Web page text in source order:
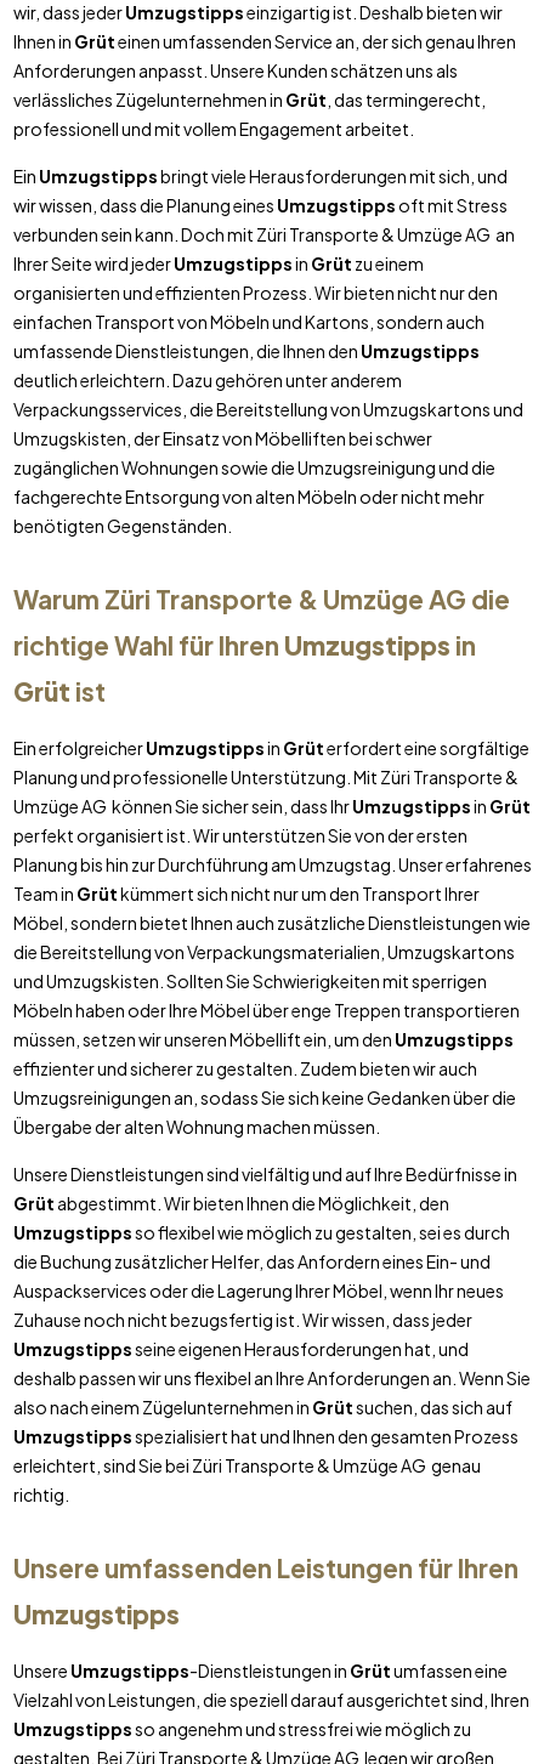
wir, dass jederUmzugstippseinzigartig ist. Deshalb bieten wir
Ihnen in Grüteinen umfassenden Service an, der sich genau Ihren
Anforderungen anpasst. Unsere Kunden schätzen uns als
verlässliches Zügelunternehmen in Grüt , das termingerecht,
professionell und mit vollem Engagement arbeitet.
Ein Umzugstippsbringt viele Herausforderungen mit sich, und
wir wissen, dass die Planung eines Umzugstippsoft mit Stress
verbunden sein kann. Doch mit Züri Transporte & Umzüge AG an
Ihrer Seite wird jederUmzugstippsin Grüt zu einem
organisierten und effizienten Prozess. Wir bieten nicht nur den
einfachen Transport von Möbeln und Kartons, sondern auch
umfassende Dienstleistungen, die Ihnen den Umzugstipps
deutlich erleichtern. Dazu gehören unter anderem
Verpackungsservices, die Bereitstellung von Umzugskartons und
Umzugskisten, der Einsatz von Möbelliften bei schwer
zugänglichen Wohnungen sowie die Umzugsreinigung und die
fachgerechte Entsorgung von alten Möbeln oder nicht mehr
benötigten Gegenständen.
Warum Züri Transporte & Umzüge AG die
richtige Wahl für Ihren Umzugstipps in
Grüt ist
Ein erfolgreicherUmzugstippsin Grüterfordert eine sorgfältige
Planung und professionelle Unterstützung. Mit Züri Transporte &
Umzüge AG können Sie sicher sein, dass IhrUmzugstippsin Grüt
perfekt organisiert ist. Wir unterstützen Sie von der ersten
Planung bis hin zur Durchführung am Umzugstag. Unser erfahrenes
Team in Grütkümmert sich nicht nur um den Transport Ihrer
Möbel, sondern bietet Ihnen auch zusätzliche Dienstleistungen wie
die Bereitstellung von Verpackungsmaterialien, Umzugskartons
und Umzugskisten. Sollten Sie Schwierigkeiten mit sperrigen
Möbeln haben oder Ihre Möbel über enge Treppen transportieren
müssen, setzen wir unseren Möbellift ein, um den Umzugstipps
effizienter und sicherer zu gestalten. Zudem bieten wir auch
Umzugsreinigungen an, sodass Sie sich keine Gedanken über die
Übergabe der alten Wohnung machen müssen.
Unsere Dienstleistungen sind vielfältig und auf Ihre Bedürfnisse in
Grüt abgestimmt. Wir bieten Ihnen die Möglichkeit, den
Umzugstippsso flexibel wie möglich zu gestalten, sei es durch
die Buchung zusätzlicher Helfer, das Anfordern eines Ein- und
Auspackservices oder die Lagerung Ihrer Möbel, wenn Ihr neues
Zuhause noch nicht bezugsfertig ist. Wir wissen, dass jeder
Umzugstippsseine eigenen Herausforderungen hat, und
deshalb passen wir uns flexibel an Ihre Anforderungen an. Wenn Sie
also nach einem Zügelunternehmen in Grütsuchen, das sich auf
Umzugstippsspezialisiert hat und Ihnen den gesamten Prozess
erleichtert, sind Sie bei Züri Transporte & Umzüge AG genau
richtig.
Unsere umfassenden Leistungen für Ihren
Umzugstipps
Unsere Umzugstipps-Dienstleistungen in Grütumfassen eine
Vielzahl von Leistungen, die speziell darauf ausgerichtet sind, Ihren
Umzugstippsso angenehm und stressfrei wie möglich zu
gestalten. Bei Züri Transporte & Umzüge AG legen wir großen